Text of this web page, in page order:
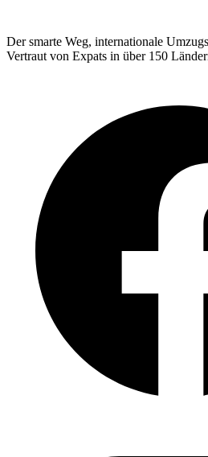
Der smarte Weg, internationale
Vertraut von Expats in über 150